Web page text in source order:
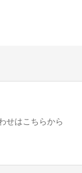
せはこちらから